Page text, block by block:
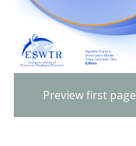
Preview first page